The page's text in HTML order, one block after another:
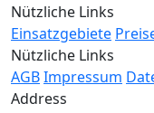
Nützliche Links
Einsatzgebiete
Nützliche Links
AGBImpressum
Address